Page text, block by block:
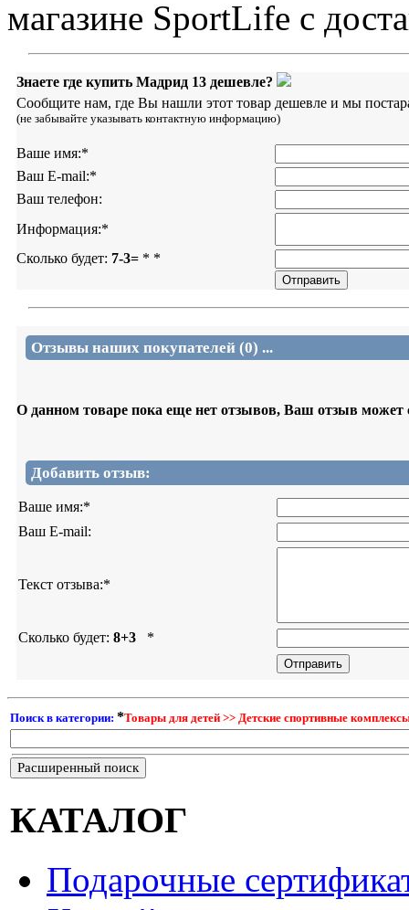
магазине SportLife с
Знаете где купить Мадрид 13 дешевле?
Сообщите нам, где Вы нашли этот товар дешевле и мы
(не забывайте указывать контактную информацию)
Ваше имя:*
Ваш E-mail:*
Ваш телефон:
Информация:*
Сколько будет: 7-3= * *
Отзывы наших покупателей (0) ...
О данном товаре пока еще нет отзывов, Ваш отзыв может
Добавить отзыв:
Ваше имя:*
Ваш E-mail:
Текст отзыва:*
Сколько будет: 8+3 *
Поиск в категории: *Товары для детей >> Детские спортивные
Расширенный поиск
КАТАЛОГ
Подарочные